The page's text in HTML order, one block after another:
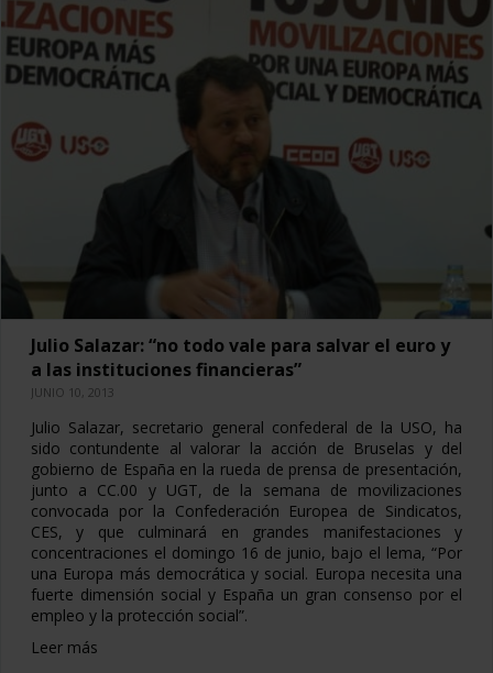
Julio Salazar: “no todo vale para salvar el euro y
a las instituciones financieras”
JUNIO 10, 2013
Julio Salazar, secretario general confederal de la USO, ha
sido contundente al valorar la acción de Bruselas y del
gobierno de España en la rueda de prensa de presentación,
junto a CC.00 y UGT, de la semana de movilizaciones
convocada por la Confederación Europea de Sindicatos,
CES, y que culminará en grandes manifestaciones y
concentraciones el domingo 16 de junio, bajo el lema, “Por
una Europa más democrática y social. Europa necesita una
fuerte dimensión social y España un gran consenso por el
empleo y la protección social”.
Leer más